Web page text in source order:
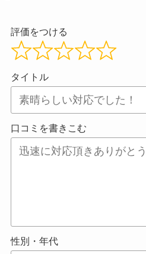
評価をつける
タイトル
口コミを書きこむ
性別・年代